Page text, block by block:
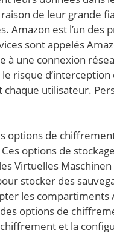
de leur grande
est l’un des
sont appelés
à une connexion
risque
utilisateur.
options de
options de
Virtuelles
stocker des
les
options de
et la